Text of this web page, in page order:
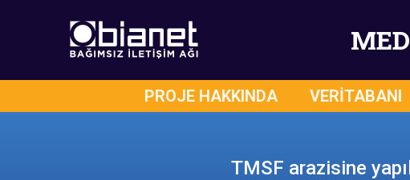
PROJE HAKKINDA VERİTABANI
TMSF arazisine